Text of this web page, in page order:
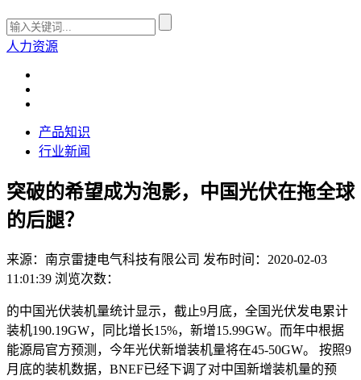
人力资源
产品知识
行业新闻
突破的希望成为泡影，中国光伏在拖全球
的后腿？
来源：南京雷捷电气科技有限公司 发布时间：2020-02-03
11:01:39 浏览次数：
的中国光伏装机量统计显示，截止9月底，全国光伏发电累计
装机190.19GW，同比增长15%，新增15.99GW。而年中根据
能源局官方预测，今年光伏新增装机量将在45-50GW。 按照9
月底的装机数据，BNEF已经下调了对中国新增装机量的预